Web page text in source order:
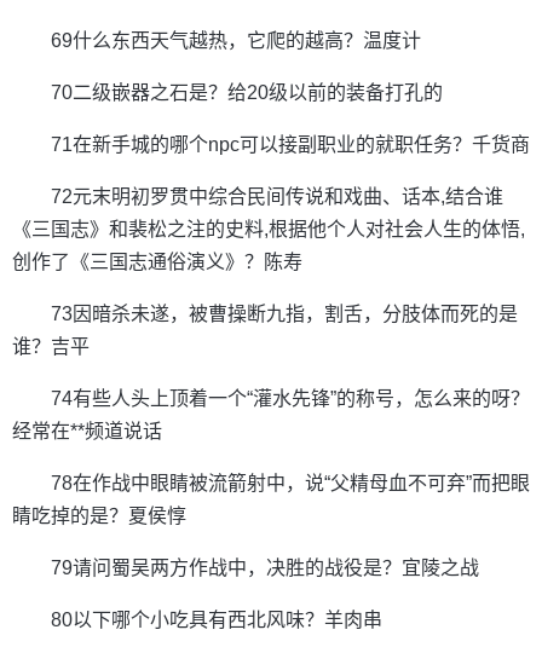
69什么东西天气越热，它爬的越高？温度计
70二级嵌器之石是？给20级以前的装备打孔的
71在新手城的哪个npc可以接副职业的就职任务？千货商
72元末明初罗贯中综合民间传说和戏曲、话本,结合谁
《三国志》和裴松之注的史料,根据他个人对社会人生的体悟,
创作了《三国志通俗演义》？陈寿
73因暗杀未遂，被曹操断九指，割舌，分肢体而死的是
谁？吉平
74有些人头上顶着一个“灌水先锋”的称号，怎么来的呀？
经常在**频道说话
78在作战中眼睛被流箭射中，说“父精母血不可弃”而把眼
睛吃掉的是？夏侯惇
79请问蜀吴两方作战中，决胜的战役是？宜陵之战
80以下哪个小吃具有西北风味？羊肉串